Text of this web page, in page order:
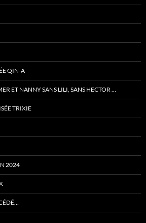
QIN-A
ET NANNY SANS LILI, SANS HECTOR …
TRIXIE
2024